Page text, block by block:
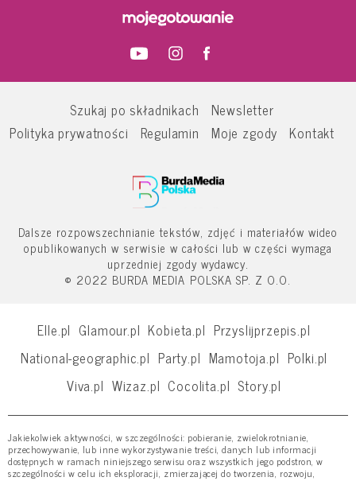
Szukaj po składnikach
Newsletter
Polityka prywatności
Regulamin Moje zgody Kontakt
Dalsze rozpowszechnianie tekstów, zdjęć i materiałów wideo
opublikowanych w serwisie w całości lub w części wymaga
uprzedniej zgody wydawcy.
© 2022 BURDA MEDIA POLSKA SP. Z O.O.
Elle.pl Glamour.pl Kobieta.pl Przyslijprzepis.pl
National-geographic.pl Party.pl Mamotoja.pl Polki.pl
Viva.pl Wizaz.pl Cocolita.pl Story.pl
Jakiekolwiek aktywności, w szczególności: pobieranie, zwielokrotnianie,
przechowywanie, lub inne wykorzystywanie treści, danych lub informacji
dostępnych w ramach niniejszego serwisu oraz wszystkich jego podstron, w
szczególności w celu ich eksploracji, zmierzającej do tworzenia, rozwoju,